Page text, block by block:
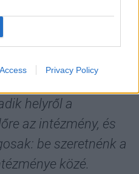
Privacy Policy
a világ 100
míg 2021-ben
helyről a
az intézmény, és
be szeretnénk a
közé.